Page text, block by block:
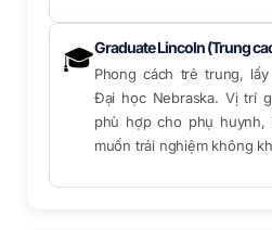
🎓Graduate Lincoln (Trung
Phong cách trẻ trung,
Đại học Nebraska. Vị trí
phù hợp cho phụ huynh,
muốn trải nghiệm không